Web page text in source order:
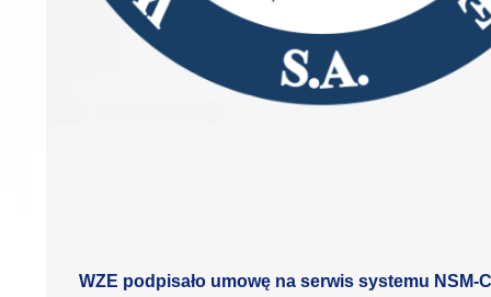
WZE podpisało umowę na serwis systemu NSM-